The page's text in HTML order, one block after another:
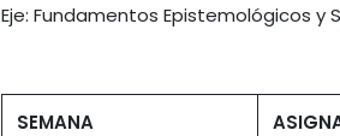
Eje: Fundamentos Epistemológicos y
SEMANA